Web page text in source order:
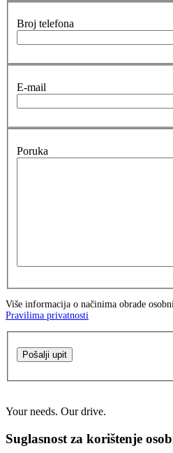
Broj telefona
E-mail
Poruka
Više informacija o načinima obrade
Pravilima privatnosti
Pošalji upit
Your needs. Our drive.
Suglasnost za korištenje